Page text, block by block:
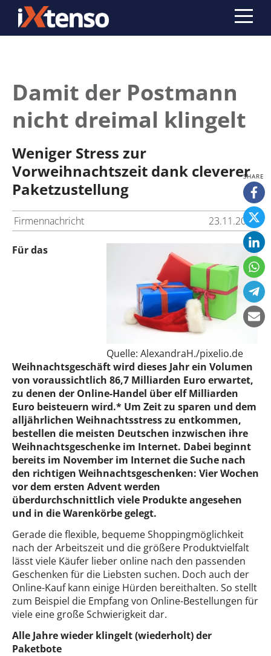
Damit der Postmann
nicht dreimal klingelt
Weniger Stress zur
Vorweihnachtszeit dank cleverer
Paketzustellung
Firmennachricht 23.11.2015
Quelle: AlexandraH./pixelio.de
Für das
Weihnachtsgeschäft wird dieses Jahr ein Volumen
von voraussichtlich 86,7 Milliarden Euro erwartet,
zu denen der Online-Handel über elf Milliarden
Euro beisteuern wird.* Um Zeit zu sparen und dem
alljährlichen Weihnachtsstress zu entkommen,
bestellen die meisten Deutschen inzwischen ihre
Weihnachtsgeschenke im Internet. Dabei beginnt
bereits im November im Internet die Suche nach
den richtigen Weihnachtsgeschenken: Vier Wochen
vor dem ersten Advent werden
überdurchschnittlich viele Produkte angesehen
und in die Warenkörbe gelegt.
Gerade die flexible, bequeme Shoppingmöglichkeit
nach der Arbeitszeit und die größere Produktvielfalt
lässt viele Käufer lieber online nach den passenden
Geschenken für die Liebsten suchen. Doch auch der
Online-Kauf kann einige Hürden bereithalten. So stellt
zum Beispiel die Empfang von Online-Bestellungen für
viele eine große Schwierigkeit dar.
Alle Jahre wieder klingelt (wiederholt) der
Paketbote